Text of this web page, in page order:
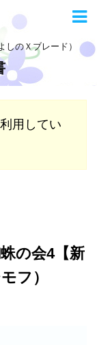
のＸブレード）
用してい
の会4【新
フ）